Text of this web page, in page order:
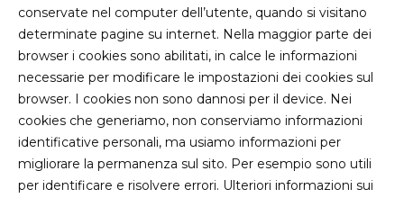
conservate nel computer dell’utente, quando si visitano
determinate pagine su internet. Nella maggior parte dei
browser i cookies sono abilitati, in calce le informazioni
necessarie per modificare le impostazioni dei cookies sul
browser. I cookies non sono dannosi per il device. Nei
cookies che generiamo, non conserviamo informazioni
identificative personali, ma usiamo informazioni per
migliorare la permanenza sul sito. Per esempio sono utili
per identificare e risolvere errori. Ulteriori informazioni sui